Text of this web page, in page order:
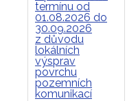
termínu od
01.08.2026 do
30.09.2026
z důvodu
lokálních
výsprav
povrchu
pozemních
komunikací